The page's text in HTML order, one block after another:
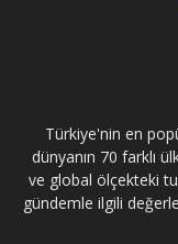
Türkiye'nin en
dünyanın 70 farklı
ve global ölçekteki
gündemle ilgili